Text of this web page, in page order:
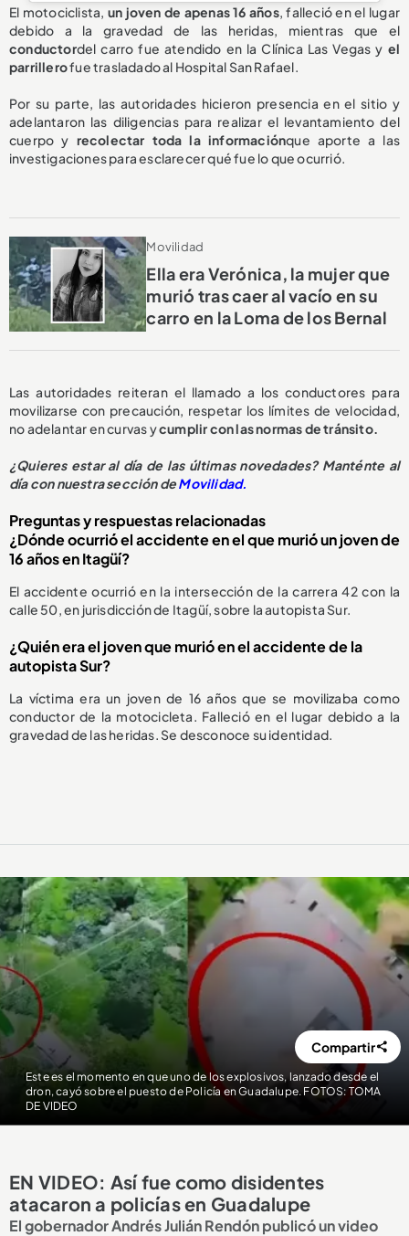
El motociclista, un joven de apenas 16 años, falleció en el lugar
debido a la gravedad de las heridas, mientras que el
conductordel carro fue atendido en la Clínica Las Vegas y el
parrillerofue trasladado al Hospital San Rafael.
Por su parte, las autoridades hicieron presencia en el sitio y
adelantaron las diligencias para realizar el levantamiento del
cuerpo y recolectar toda la informaciónque aporte a las
investigaciones para esclarecer qué fue lo que ocurrió.
Movilidad
Ella era Verónica, la mujer que
murió tras caer al vacío en su
carro en la Loma de los Bernal
Las autoridades reiteran el llamado a los conductores para
movilizarse con precaución, respetar los límites de velocidad,
no adelantar en curvas ycumplir con las normas de tránsito.
¿Quieres estar al día de las últimas novedades? Manténte al
día con nuestra sección deMovilidad.
Preguntas y respuestas relacionadas
¿Dónde ocurrió el accidente en el que murió un joven de
16 años en Itagüí?
El accidente ocurrió en la intersección de la carrera 42 con la
calle 50, en jurisdicción de Itagüí, sobre la autopista Sur.
¿Quién era el joven que murió en el accidente de la
autopista Sur?
La víctima era un joven de 16 años que se movilizaba como
conductor de la motocicleta. Falleció en el lugar debido a la
gravedad de las heridas. Se desconoce su identidad.
Este es el momento en que uno de los explosivos, lanzado desde el
dron, cayó sobre el puesto de Policía en Guadalupe. FOTOS: TOMA
DE VIDEO
Compartir
EN VIDEO: Así fue como disidentes
atacaron a policías en Guadalupe
El gobernador Andrés Julián Rendón publicó un video